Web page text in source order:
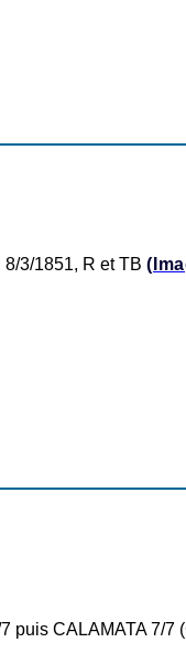
3/1851, R et TB
puis CALAMATA 7/